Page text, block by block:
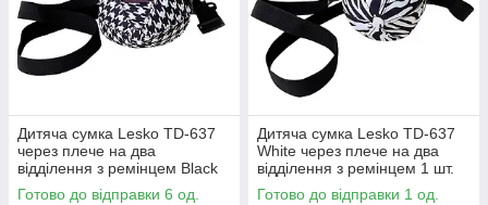
Дитяча сумка Lesko TD-637
через плече на два
відділення з ремінцем Black
6шт
Готово до відправки 6 од.
Дитяча сумка Lesko TD-637
White через плече на два
відділення з ремінцем 1 шт.
Готово до відправки 1 од.